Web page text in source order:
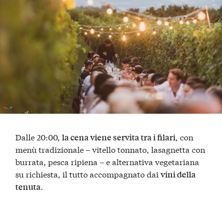
Dalle 20:00,la cena viene servita tra i filari, con
menù tradizionale – vitello tonnato, lasagnetta con
burrata, pesca ripiena – e alternativa vegetariana
su richiesta, il tutto accompagnato daivini della
tenuta.